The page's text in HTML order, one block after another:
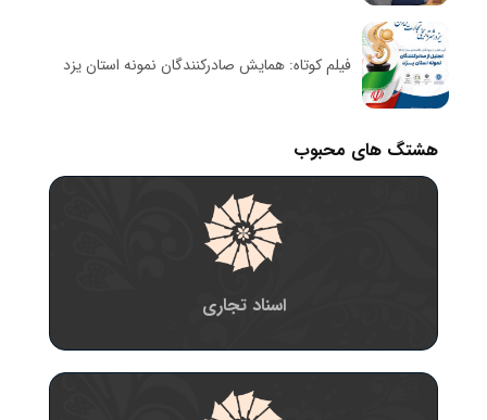
فیلم کوتاه: همایش صادرکنندگان نمونه استان یزد
هشتگ های محبوب
اسناد تجاری